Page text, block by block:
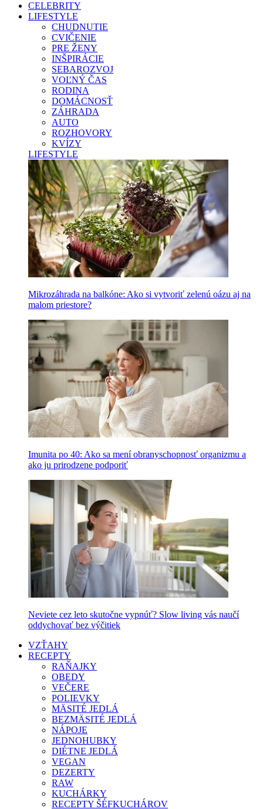
CELEBRITY
LIFESTYLE
CHUDNUTIE
CVIČENIE
PRE ŽENY
INŠPIRÁCIE
SEBAROZVOJ
VOĽNÝ ČAS
RODINA
DOMÁCNOSŤ
ZÁHRADA
AUTO
ROZHOVORY
KVÍZY
LIFESTYLE
Mikrozáhrada na balkóne: Ako si vytvoriť zelenú oázu aj na
malom priestore?
Imunita po 40: Ako sa mení obranyschopnosť organizmu a
ako ju prirodzene podporiť
Neviete cez leto skutočne vypnúť? Slow living vás naučí
oddychovať bez výčitiek
VZŤAHY
RECEPTY
RAŇAJKY
OBEDY
VEČERE
POLIEVKY
MÄSITÉ JEDLÁ
BEZMÄSITÉ JEDLÁ
NÁPOJE
JEDNOHUBKY
DIÉTNE JEDLÁ
VEGAN
DEZERTY
RAW
KUCHÁRKY
RECEPTY ŠÉFKUCHÁROV